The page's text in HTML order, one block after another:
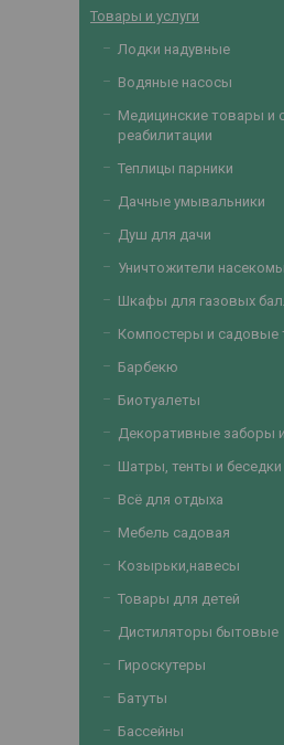
Товары и услуги
Лодки надувные
Водяные насосы
Медицинские товары и
реабилитации
Теплицы парники
Дачные умывальники
Душ для дачи
Уничтожители
Шкафы для газовых
Компостеры и садовые
Барбекю
Биотуалеты
Декоративные заборы
Шатры, тенты и беседки
Всё для отдыха
Мебель садовая
Козырьки,навесы
Товары для детей
Дистиляторы бытовые
Гироскутеры
Батуты
Бассейны